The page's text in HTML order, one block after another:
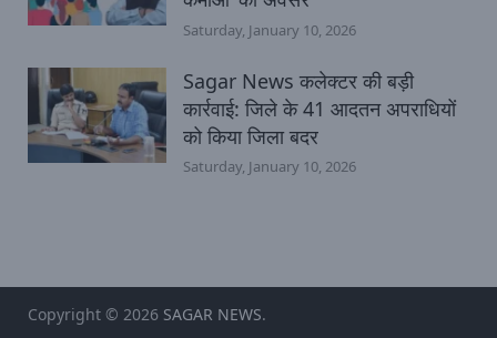
Saturday, January 10, 2026
Sagar News कलेक्टर की बड़ी
कार्रवाई: जिले के 41 आदतन अपराधियों
को किया जिला बदर
Saturday, January 10, 2026
Copyright © 2026 SAGAR NEWS.